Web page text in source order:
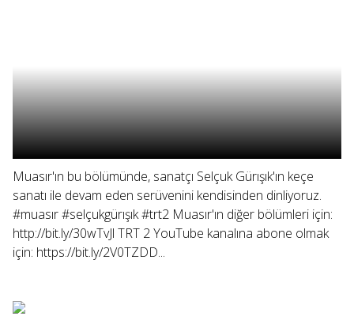
Muasır'ın bu bölümünde, sanatçı Selçuk Gürışık'ın keçe
sanatı ile devam eden serüvenini kendisinden dinliyoruz.
#muasır #selçukgürışık #trt2 Muasır'ın diğer bölümleri için:
http://bit.ly/30wTvJl TRT 2 YouTube kanalına abone olmak
için: https://bit.ly/2V0TZDD...